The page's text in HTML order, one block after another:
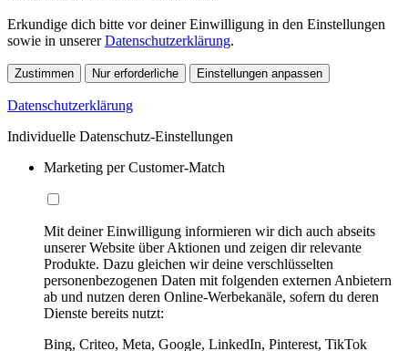
Erkundige dich bitte vor deiner Einwilligung in den Einstellungen
sowie in unsererDatenschutzerklärung.
Zustimmen Nur erforderliche Einstellungen anpassen
Datenschutzerklärung
Individuelle Datenschutz-Einstellungen
Marketing per Customer-Match
Mit deiner Einwilligung informieren wir dich auch abseits
unserer Website über Aktionen und zeigen dir relevante
Produkte. Dazu gleichen wir deine verschlüsselten
personenbezogenen Daten mit folgenden externen Anbietern
ab und nutzen deren Online-Werbekanäle, sofern du deren
Dienste bereits nutzt:
Bing, Criteo, Meta, Google, LinkedIn, Pinterest, TikTok